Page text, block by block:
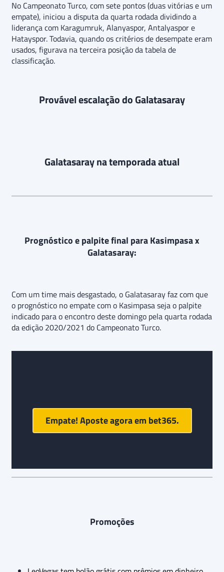
No Campeonato Turco, com sete pontos (duas vitórias e um
empate), iniciou a disputa da quarta rodada dividindo a
liderança com Karagumruk, Alanyaspor, Antalyaspor e
Hatayspor. Todavia, quando os critérios de desempate eram
usados, figurava na terceira posição da tabela de
classificação.
Provável escalação do Galatasaray
Galatasaray na temporada atual
Prognóstico e palpite final para Kasimpasa x
Galatasaray:
Com um time mais desgastado, o Galatasaray faz com que
o prognóstico no empate com o Kasimpasa seja o palpite
indicado para o encontro deste domingo pela quarta rodada
da edição 2020/2021 do Campeonato Turco.
Empate! Aposte agora em bet365.
Promoções